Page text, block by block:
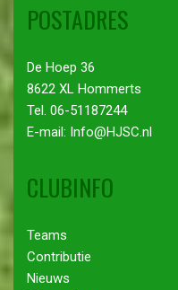
POSTADRES
De Hoep 36
8622 XL Hommerts
Tel. 06-51187244
E-mail: Info@HJSC.nl
CLUBINFO
Teams
Contributie
Nieuws